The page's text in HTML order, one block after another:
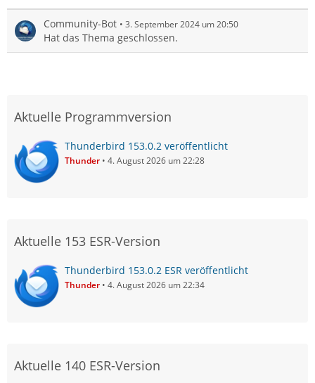
Community-Bot 3. September 2024 um 20:50
Hat das Thema geschlossen.
Aktuelle Programmversion
Thunderbird 153.0.2 veröffentlicht
Thunder 4. August 2026 um 22:28
Aktuelle 153 ESR-Version
Thunderbird 153.0.2 ESR veröffentlicht
Thunder 4. August 2026 um 22:34
Aktuelle 140 ESR-Version